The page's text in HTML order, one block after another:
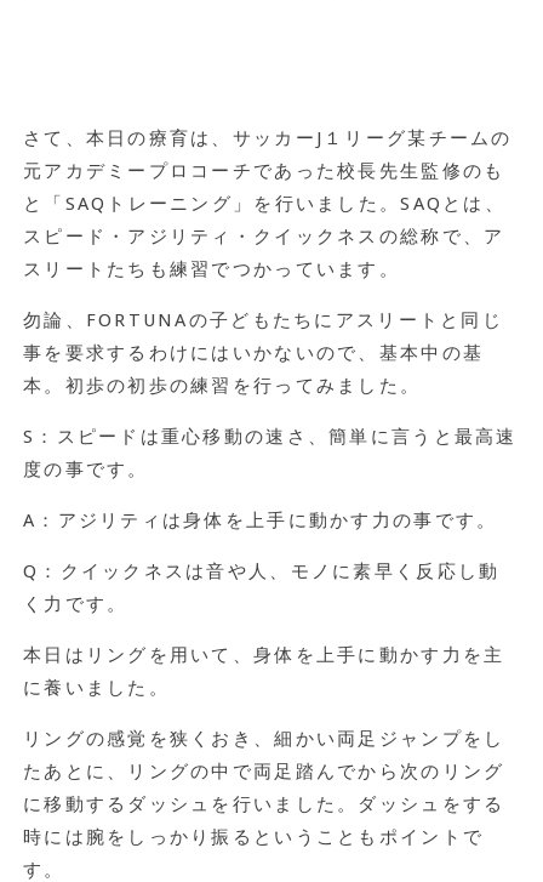
さて、本日の療育は、サッカーJ１リーグ某チームの
元アカデミープロコーチであった校長先生監修のも
と「SAQトレーニング」を行いました。SAQとは、
スピード・アジリティ・クイックネスの総称で、ア
スリートたちも練習でつかっています。
勿論、FORTUNAの子どもたちにアスリートと同じ
事を要求するわけにはいかないので、基本中の基
本。初歩の初歩の練習を行ってみました。
S：スピードは重心移動の速さ、簡単に言うと最高速
度の事です。
A：アジリティは身体を上手に動かす力の事です。
Q：クイックネスは音や人、モノに素早く反応し動
く力です。
本日はリングを用いて、身体を上手に動かす力を主
に養いました。
リングの感覚を狭くおき、細かい両足ジャンプをし
たあとに、リングの中で両足踏んでから次のリング
に移動するダッシュを行いました。ダッシュをする
時には腕をしっかり振るということもポイントで
す。